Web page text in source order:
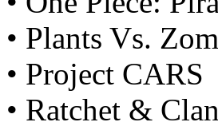
• Plants Vs.
• Project CARS
• Ratchet &